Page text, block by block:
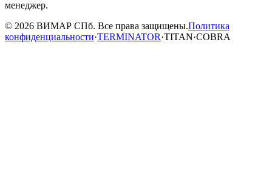
менеджер.
© 2026 ВИМАР СПб. Все права защищены.Политика
конфиденциальности·TERMINATOR·TITAN·COBRA